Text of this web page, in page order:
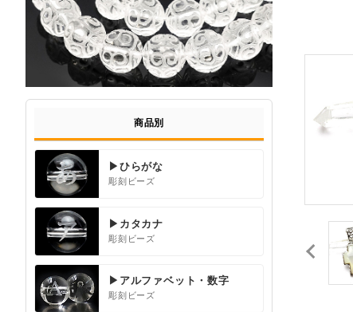
商品別
▶ひらがな
彫刻ビーズ
▶カタカナ
彫刻ビーズ
▶アルファベット・数字
彫刻ビーズ